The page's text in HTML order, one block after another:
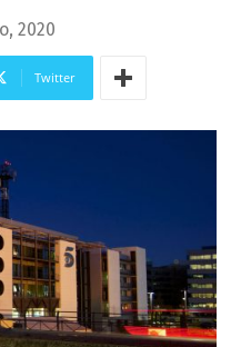
2020
Twitter